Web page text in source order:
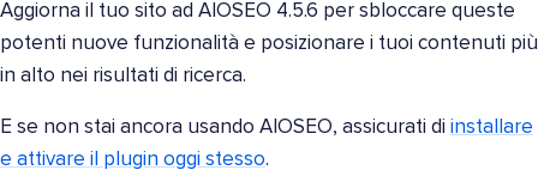
Aggiorna il tuo sito ad AIOSEO 4.5.6 per sbloccare queste
potenti nuove funzionalità e posizionare i tuoi contenuti più
in alto nei risultati di ricerca.
E se non stai ancora usando AIOSEO, assicurati di installare
e attivare il plugin oggi stesso.